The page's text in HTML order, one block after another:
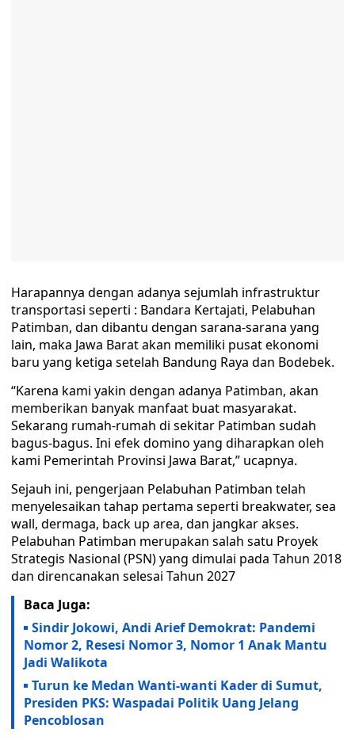
Harapannya dengan adanya sejumlah infrastruktur
transportasi seperti : Bandara Kertajati, Pelabuhan
Patimban, dan dibantu dengan sarana-sarana yang
lain, maka Jawa Barat akan memiliki pusat ekonomi
baru yang ketiga setelah Bandung Raya dan Bodebek.
“Karena kami yakin dengan adanya Patimban, akan
memberikan banyak manfaat buat masyarakat.
Sekarang rumah-rumah di sekitar Patimban sudah
bagus-bagus. Ini efek domino yang diharapkan oleh
kami Pemerintah Provinsi Jawa Barat,” ucapnya.
Sejauh ini, pengerjaan Pelabuhan Patimban telah
menyelesaikan tahap pertama seperti breakwater, sea
wall, dermaga, back up area, dan jangkar akses.
Pelabuhan Patimban merupakan salah satu Proyek
Strategis Nasional (PSN) yang dimulai pada Tahun 2018
dan direncanakan selesai Tahun 2027
Baca Juga:
Sindir Jokowi, Andi Arief Demokrat: Pandemi
Nomor 2, Resesi Nomor 3, Nomor 1 Anak Mantu
Jadi Walikota
Turun ke Medan Wanti-wanti Kader di Sumut,
Presiden PKS: Waspadai Politik Uang Jelang
Pencoblosan